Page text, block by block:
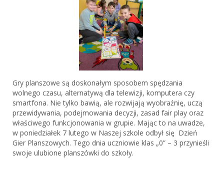
Gry planszowe są doskonałym sposobem spędzania
wolnego czasu, alternatywą dla telewizji, komputera czy
smartfona. Nie tylko bawią, ale rozwijają wyobraźnię, uczą
przewidywania, podejmowania decyzji, zasad fair play oraz
właściwego funkcjonowania w grupie. Mając to na uwadze,
w poniedziałek 7 lutego w Naszej szkole odbył się Dzień
Gier Planszowych. Tego dnia uczniowie klas „0” – 3 przynieśli
swoje ulubione planszówki do szkoły.